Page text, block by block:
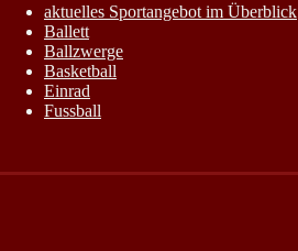
aktuelles Sportangebot im Überblick
Ballett
Ballzwerge
Basketball
Einrad
Fussball